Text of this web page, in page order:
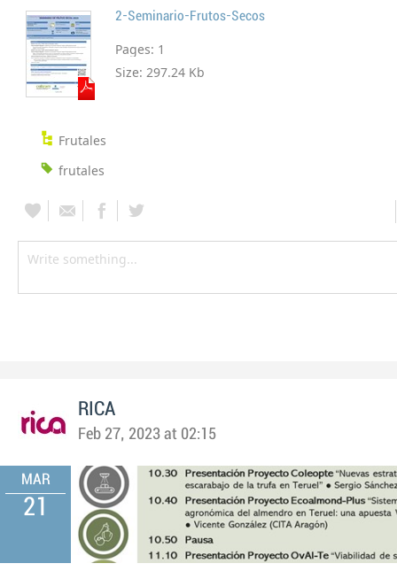
2-Seminario-Frutos-Secos
Pages: 1
Size: 297.24 Kb
Frutales
frutales
RICA
Feb 27, 2023 at 02:15
MAR
21